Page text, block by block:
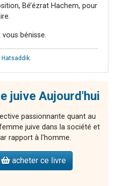
Bé’ézrat Hachem, pour
bénisse.
Hatsaddik.
juive Aujourd'hui
passionnante quant au
juive dans la société et
rapport à l'homme.
acheter ce livre